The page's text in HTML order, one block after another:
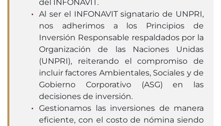
del INFONAVIT.
Al ser el INFONAVIT signatario de UNPRI,
nos adherimos a los Principios de
Inversión Responsable respaldados por la
Organización de las Naciones Unidas
(UNPRI), reiterando el compromiso de
incluir factores Ambientales, Sociales y de
Gobierno Corporativo (ASG) en las
decisiones de inversión.
Gestionamos las inversiones de manera
eficiente, con el costo de nómina siendo